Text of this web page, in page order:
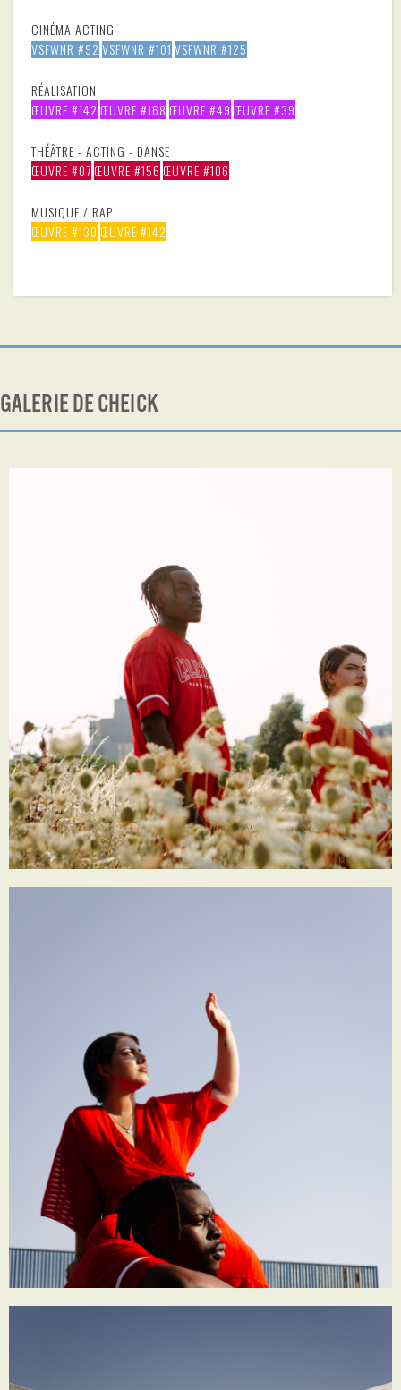
CINÉMA ACTING
VSFWNR #92 VSFWNR #101 VSFWNR #125
RÉALISATION
ŒUVRE #142 ŒUVRE #168 ŒUVRE #49 ŒUVRE #39
THÉÂTRE - ACTING - DANSE
ŒUVRE #07ŒUVRE #156 ŒUVRE #106
MUSIQUE / RAP
ŒUVRE #130 ŒUVRE #142
GALERIE DE CHEICK